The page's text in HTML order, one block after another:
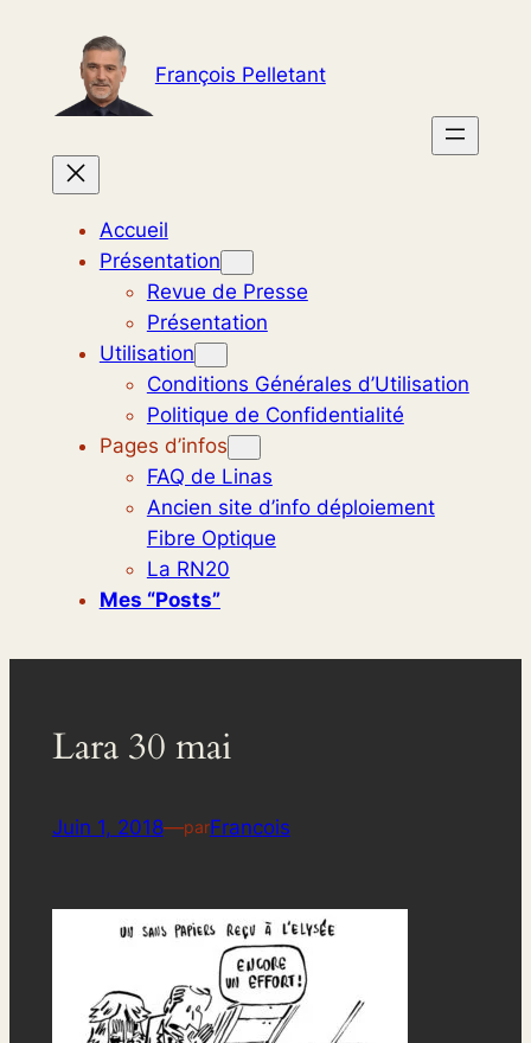
contenu
François Pelletant
Accueil
Présentation
Revue de Presse
Présentation
Utilisation
Conditions Générales d’Utilisation
Politique de Confidentialité
Pages d’infos
FAQ de Linas
Ancien site d’info déploiement
Fibre Optique
La RN20
Mes “posts”
Lara 30 mai
Juin 1, 2018—parFrancois